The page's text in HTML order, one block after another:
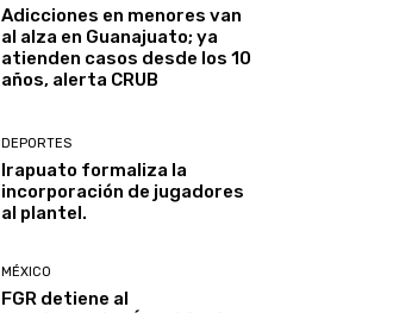
Adicciones en menores van
al alza en Guanajuato; ya
atienden casos desde los 10
años, alerta CRUB
DEPORTES
Irapuato formaliza la
incorporación de jugadores
al plantel.
MÉXICO
FGR detiene al